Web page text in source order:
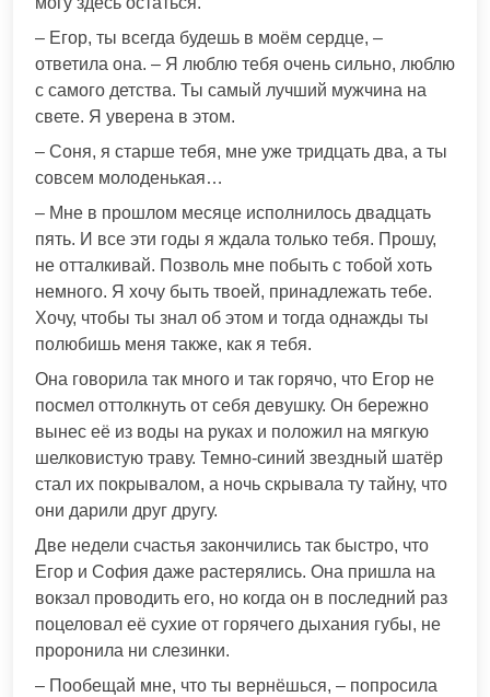
– Егор, ты всегда будешь в моём сердце, –
ответила она. – Я люблю тебя очень сильно, люблю
с самого детства. Ты самый лучший мужчина на
свете. Я уверена в этом.
– Соня, я старше тебя, мне уже тридцать два, а ты
совсем молоденькая…
– Мне в прошлом месяце исполнилось двадцать
пять. И все эти годы я ждала только тебя. Прошу,
не отталкивай. Позволь мне побыть с тобой хоть
немного. Я хочу быть твоей, принадлежать тебе.
Хочу, чтобы ты знал об этом и тогда однажды ты
полюбишь меня также, как я тебя.
Она говорила так много и так горячо, что Егор не
посмел оттолкнуть от себя девушку. Он бережно
вынес её из воды на руках и положил на мягкую
шелковистую траву. Темно-синий звездный шатёр
стал их покрывалом, а ночь скрывала ту тайну, что
они дарили друг другу.
Две недели счастья закончились так быстро, что
Егор и София даже растерялись. Она пришла на
вокзал проводить его, но когда он в последний раз
поцеловал её сухие от горячего дыхания губы, не
проронила ни слезинки.
– Пообещай мне, что ты вернёшься, – попросила